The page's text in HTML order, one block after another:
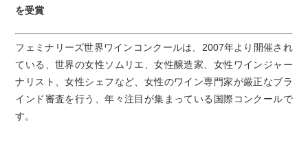
を受賞
フェミナリーズ世界ワインコンクールは、2007年より開催され
ている、世界の女性ソムリエ、女性醸造家、女性ワインジャー
ナリスト、女性シェフなど、女性のワイン専門家が厳正なブラ
インド審査を行う、年々注目が集まっている国際コンクールで
す。